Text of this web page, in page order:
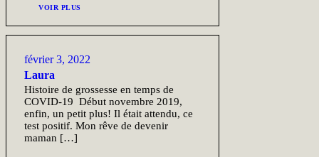
VOIR PLUS
février 3, 2022
Laura
Histoire de grossesse en temps de
COVID-19 Début novembre 2019,
enfin, un petit plus! Il était attendu, ce
test positif. Mon rêve de devenir
maman […]